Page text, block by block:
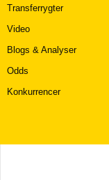
Transferrygter
Video
Blogs & Analyser
Odds
Konkurrencer